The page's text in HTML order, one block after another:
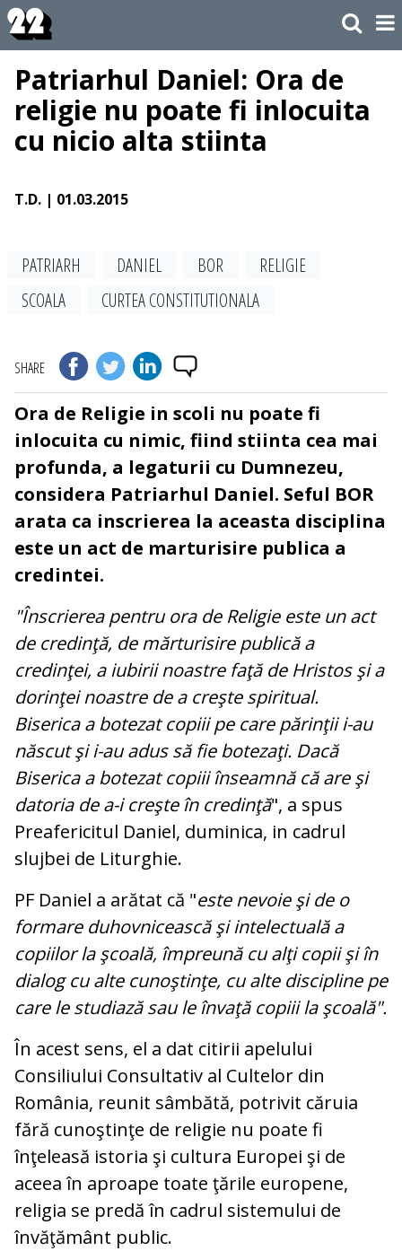
Patriarhul Daniel: Ora de
religie nu poate fi inlocuita
cu nicio alta stiinta
T.D. | 01.03.2015
PATRIARH DANIEL BOR
RELIGIE
SCOALA
CURTEA CONSTITUTIONALA
SHARE
Ora de Religie in scoli nu poate fi
inlocuita cu nimic, fiind stiinta cea mai
profunda, a legaturii cu Dumnezeu,
considera Patriarhul Daniel. Seful BOR
arata ca inscrierea la aceasta disciplina
este un act de marturisire publica a
credintei.
"Înscrierea pentru ora de Religie este un act
de credinţă, de mărturisire publică a
credinţei, a iubirii noastre faţă de Hristos şi a
dorinţei noastre de a creşte spiritual.
Biserica a botezat copiii pe care părinţii i-au
născut şi i-au adus să fie botezaţi. Dacă
Biserica a botezat copiii înseamnă că are şi
datoria de a-i creşte în credinţă", a spus
Preafericitul Daniel, duminica, in cadrul
slujbei de Liturghie.
PF Daniel a arătat că "este nevoie şi de o
formare duhovnicească şi intelectuală a
copiilor la şcoală, împreună cu alţi copii şi în
dialog cu alte cunoştinţe, cu alte discipline pe
care le studiază sau le învaţă copiii la şcoală".
În acest sens, el a dat citirii apelului
Consiliului Consultativ al Cultelor din
România, reunit sâmbătă, potrivit căruia
fără cunoştinţe de religie nu poate fi
înţeleasă istoria şi cultura Europei şi de
aceea în aproape toate ţările europene,
religia se predă în cadrul sistemului de
învăţământ public.